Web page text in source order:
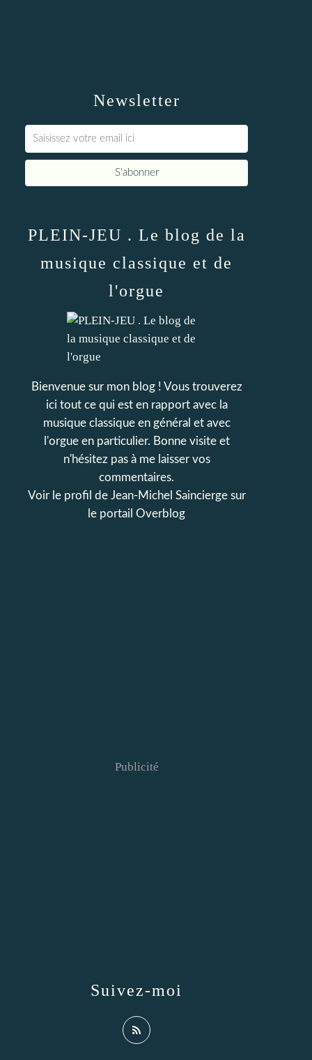
Newsletter
PLEIN-JEU . Le blog de la
musique classique et de
l'orgue
Bienvenue sur mon blog ! Vous trouverez
ici tout ce qui est en rapport avec la
musique classique en général et avec
l'orgue en particulier. Bonne visite et
n'hésitez pas à me laisser vos
commentaires.
Voir le profil de Jean-Michel Sainciergesur
le portail Overblog
Suivez-moi
Publicité